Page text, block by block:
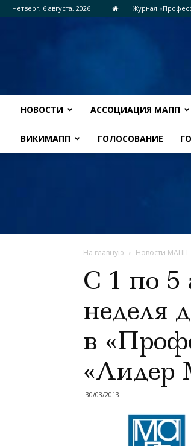
Четверг, 6 августа, 2026 Журнал
НОВОСТИ АССОЦИАЦИЯ МАПП
ВИКИМАПП ГОЛОСОВАНИЕ
На главную Новости МАПП
С 1 по 5
неделя
в
30/03/2013